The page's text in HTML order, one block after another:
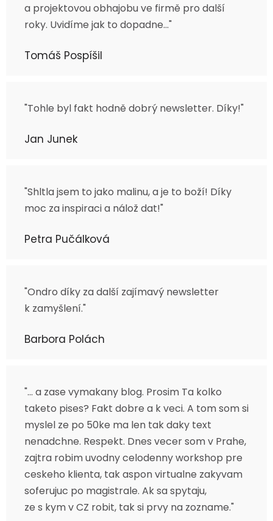
a projektovou obhajobu ve firmě pro další
roky. Uvidíme jak to dopadne…"
Tomáš Pospíšil
"Tohle byl fakt hodně dobrý newsletter. Díky!"
Jan Junek
"Shltla jsem to jako malinu, a je to boží! Díky
moc za inspiraci a nálož dat!"
Petra Pučálková
"Ondro díky za další zajímavý newsletter
k zamyšlení."
Barbora Polách
"... a zase vymakany blog. Prosim Ta kolko
taketo pises? Fakt dobre a k veci. A tom som si
myslel ze po 50ke ma len tak daky text
nenadchne. Respekt. Dnes vecer som v Prahe,
zajtra robim uvodny celodenny workshop pre
ceskeho klienta, tak aspon virtualne zakyvam
soferujuc po magistrale. Ak sa spytaju,
ze s kym v CZ robit, tak si prvy na zozname."